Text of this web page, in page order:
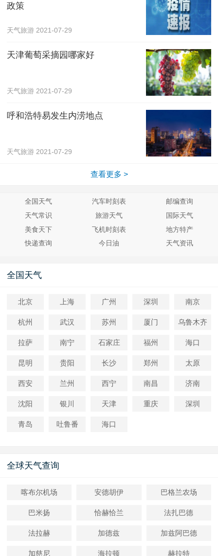
政策
天气旅游 2021-07-29
天津葡萄采摘园哪家好
天气旅游 2021-07-29
呼和浩特易发生内涝地点
天气旅游 2021-07-29
查看更多 >
全国天气 汽车时刻表
邮编查询
天气常识
旅游天气
国际天气
美食天下
飞机时刻表
地方特产
快递查询
今日油 天气资讯
全国天气
北京 上海 广州 深圳 南京
杭州 武汉 苏州 厦门 乌鲁木齐
拉萨 南宁 石家庄 福州 海口
昆明 贵阳 长沙 郑州 太原
西安 兰州 西宁 南昌 济南
沈阳 银川 天津 重庆 深圳
青岛 吐鲁番 海口
全球天气查询
喀布尔机场 安德胡伊 巴格兰农场
巴米扬 恰赫恰兰 法扎巴德
法拉赫 加德兹 加兹阿巴德
加慈尼 海拉顿 赫拉特